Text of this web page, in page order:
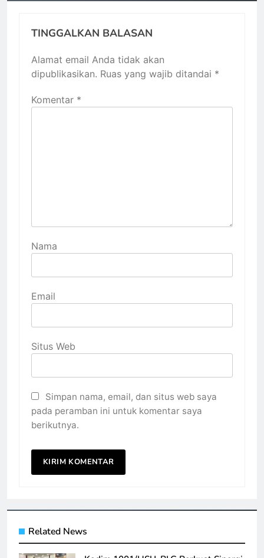
TINGGALKAN BALASAN
Alamat email Anda tidak akan
dipublikasikan. Ruas yang wajib ditandai *
Komentar *
Nama
Email
Situs Web
Simpan nama, email, dan situs web saya
pada peramban ini untuk komentar saya
berikutnya.
Related News